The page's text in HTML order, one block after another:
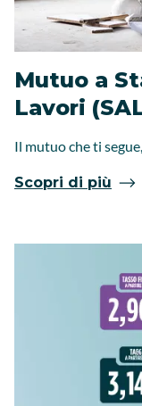
Mutuo a
Lavori
Il mutuo che ti
Scopri di più